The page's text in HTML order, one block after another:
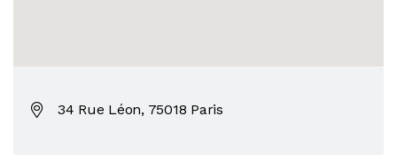
34 Rue Léon, 75018 Paris